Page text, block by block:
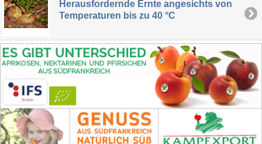
Herausfordernde Ernte angesichts von
Temperaturen bis zu 40 °C